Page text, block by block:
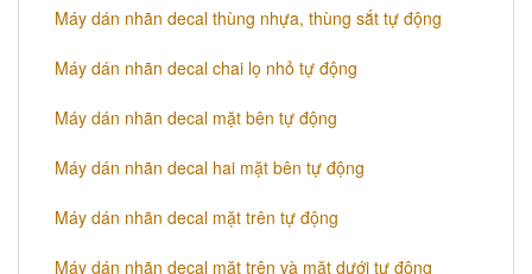
Máy dán nhãn decal thùng nhựa, thùng sắt tự động
Máy dán nhãn decal chai lọ nhỏ tự động
Máy dán nhãn decal mặt bên tự động
Máy dán nhãn decal hai mặt bên tự động
Máy dán nhãn decal mặt trên tự động
Máy dán nhãn decal mặt trên và mặt dưới tự động